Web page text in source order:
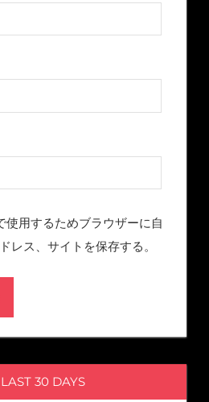
使用するためブラウザーに自
レス、サイトを保存する。
30 DAYS